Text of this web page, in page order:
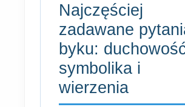
Najczęściej
zadawane
byku:
symbolika i
wierzenia